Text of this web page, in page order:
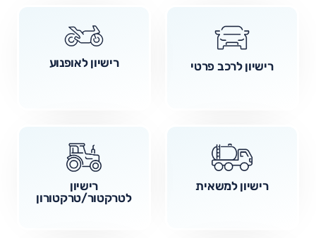
רישיון לרכב פרטי רישיון לאופנוע
רישיון למשאית
רישיון
לטרקטור/טרקטורון